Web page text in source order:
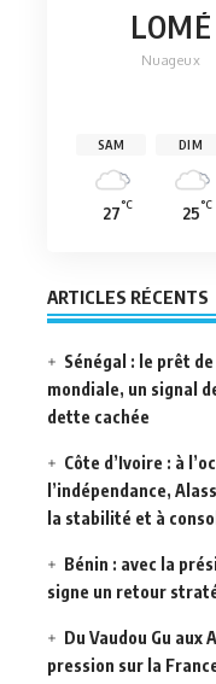
LOMÉ
Nuageux
SAM
27°C
DIM
25°C
ARTICLES RÉCENTS
Sénégal : le prêt
mondiale, un signal
dette cachée
Côte d’Ivoire : à
l’indépendance,
la stabilité et à
Bénin : avec la
signe un retour
Du Vaudou Gu aux
pression sur la